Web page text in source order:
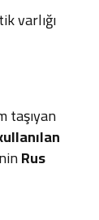
varlığı
taşıyan
Rus